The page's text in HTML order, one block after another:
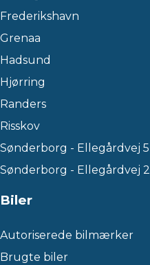
Frederikshavn
Grenaa
Hadsund
Hjørring
Randers
Risskov
Sønderborg - Ellegårdvej 5
Sønderborg - Ellegårdvej 2
Biler
Autoriserede bilmærker
Brugte biler